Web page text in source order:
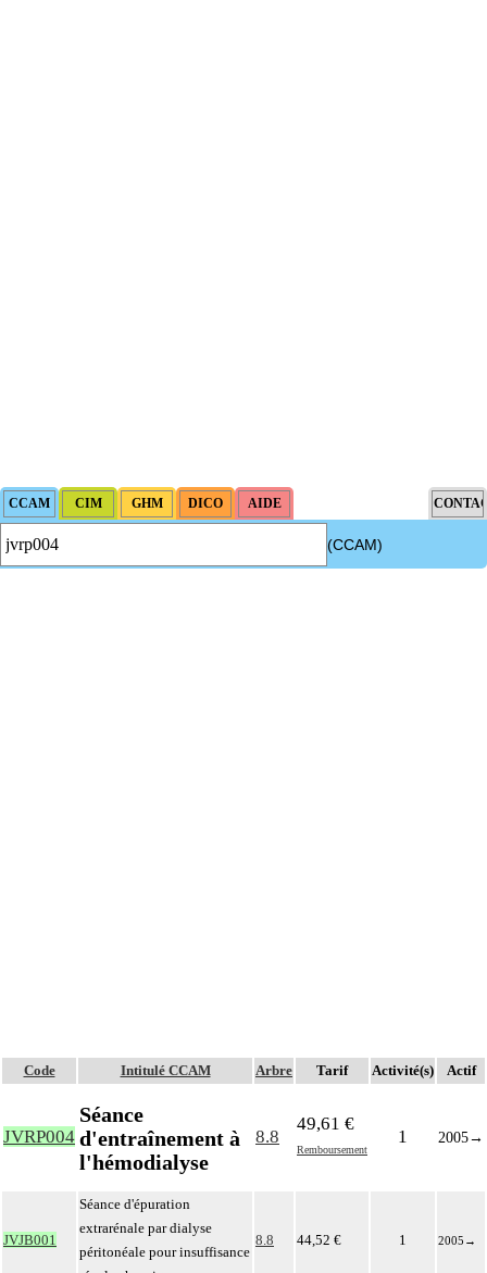
(CCAM)
Code Intitulé CCAM Arbre Tarif Activité(s) Actif
JVRP004
Séance
d'entraînement à
l'hémodialyse
8.8
49,61 €
Remboursement
1 2005→
JVJB001
Séance d'épuration
extrarénale par dialyse
péritonéale pour insuffisance
8.8 44,52 € 1 2005 →